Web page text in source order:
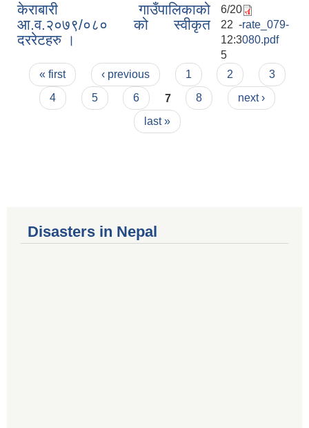
केराबारी गाउँपालिकाको
आ.व.२०७९/०८० को स्वीकृत
दररेटहरु ।
6/20
22 -
12:3
5
rate_079-
080.pdf
Pages
« first ‹ previous 1 2
3
4
5 6 7 8
next ›
last »
Disasters in Nepal